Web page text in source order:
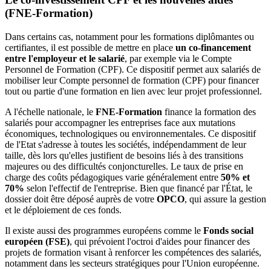
(FNE-Formation)
Dans certains cas, notamment pour les formations diplômantes ou
certifiantes, il est possible de mettre en place un co-financement
entre l'employeur et le salarié, par exemple via le Compte
Personnel de Formation (CPF). Ce dispositif permet aux salariés de
mobiliser leur Compte personnel de formation (CPF) pour financer
tout ou partie d'une formation en lien avec leur projet professionnel.
A l'échelle nationale, le FNE-Formation finance la formation des
salariés pour accompagner les entreprises face aux mutations
économiques, technologiques ou environnementales. Ce dispositif
de l'Etat s'adresse à toutes les sociétés, indépendamment de leur
taille, dès lors qu'elles justifient de besoins liés à des transitions
majeures ou des difficultés conjoncturelles. Le taux de prise en
charge des coûts pédagogiques varie généralement entre 50% et
70% selon l'effectif de l'entreprise. Bien que financé par l'État, le
dossier doit être déposé auprès de votre OPCO, qui assure la gestion
et le déploiement de ces fonds.
Il existe aussi des programmes européens comme le Fonds social
européen (FSE), qui prévoient l'octroi d'aides pour financer des
projets de formation visant à renforcer les compétences des salariés,
notamment dans les secteurs stratégiques pour l'Union européenne.